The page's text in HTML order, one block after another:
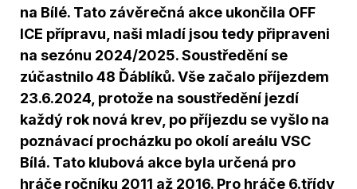
na Bílé. Tato závěrečná akce ukončila OFF
ICE přípravu, naši mladí jsou tedy připraveni
na sezónu 2024/2025. Soustředění se
zúčastnilo 48 Ďáblíků. Vše začalo příjezdem
23.6.2024, protože na soustředění jezdí
každý rok nová krev, po příjezdu se vyšlo na
poznávací procházku po okolí areálu VSC
Bílá. Tato klubová akce byla určená pro
hráče ročníku 2011 až 2016. Pro hráče 6.třídy